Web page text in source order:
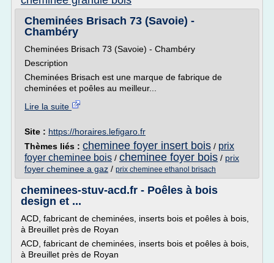
Cheminées Brisach 73 (Savoie) -
Chambéry
Cheminées Brisach 73 (Savoie) - Chambéry
Description
Cheminées Brisach est une marque de fabrique de
cheminées et poêles au meilleur...
Lire la suite
Site : https://horaires.lefigaro.fr
Thèmes liés : cheminee foyer insert bois / prix
foyer cheminee bois / cheminee foyer bois / prix
foyer cheminee a gaz / prix cheminee ethanol brisach
cheminees-stuv-acd.fr - Poêles à bois
design et ...
ACD, fabricant de cheminées, inserts bois et poêles à bois,
à Breuillet près de Royan
ACD, fabricant de cheminées, inserts bois et poêles à bois,
à Breuillet près de Royan